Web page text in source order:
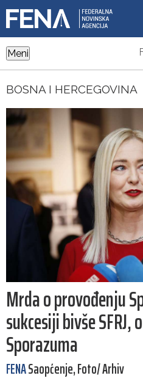
Meni
BOSNA I HERCEGOVINA
Mrda o provođenju
sukcesiji bivše SFRJ,
Sporazuma
FENASaopćenje, Foto/ Arhiv